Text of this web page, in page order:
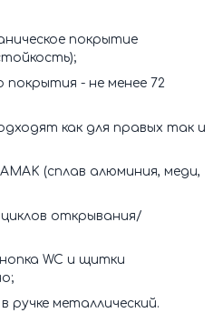
покрытие
покрытия - не менее 72
как для правых так и
(сплав алюминия, меди,
открывания/
WC и щитки
ручке металлический.